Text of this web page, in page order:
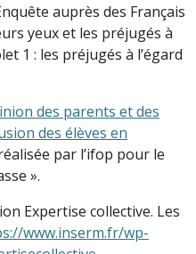
auprès des Français
yeux et les préjugés à
1 : les préjugés à l’égard
des parents et des
des élèves en
par l’ifop pour le
».
Expertise collective. Les
www.inserm.fr/wp-